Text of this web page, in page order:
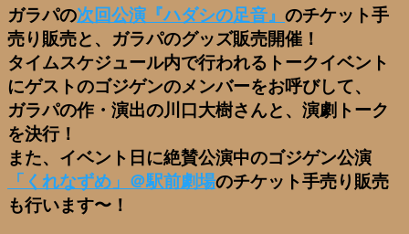
ガラパの次回公演『ハダシの足音』 のチケット手
売り販売と、ガラパのグッズ販売開催！
タイムスケジュール内で行われるトークイベント
にゲストのゴジゲンのメンバーをお呼びして、
ガラパの作・演出の川口大樹さんと、演劇トーク
を決行！
また、イベント日に絶賛公演中のゴジゲン公演
「くれなずめ」＠駅前劇場のチケット手売り販売
も行います〜！